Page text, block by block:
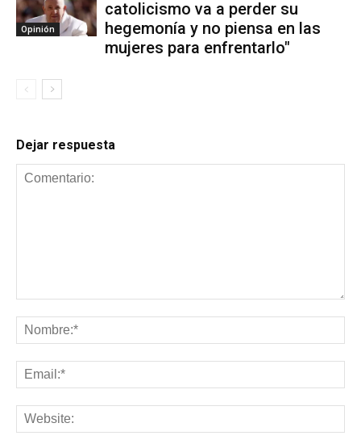
Opinión
catolicismo va a perder su
hegemonía y no piensa en las
mujeres para enfrentarlo"
Dejar respuesta